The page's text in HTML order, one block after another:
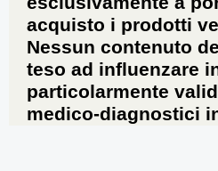
acquisto i prodotti
Nessun contenuto
teso ad influenzare
particolarmente
medico-diagnostici